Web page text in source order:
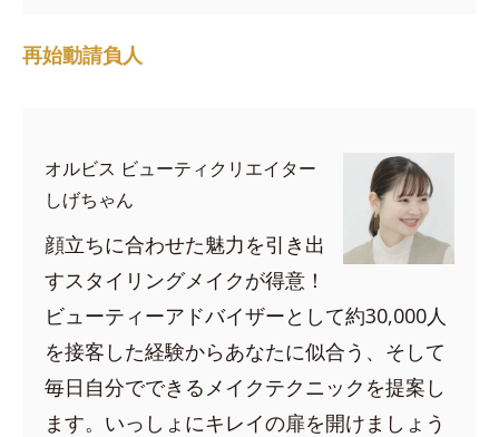
再始動請負人
オルビス ビューティクリエイター
しげちゃん
顔立ちに合わせた魅力を引き出
すスタイリングメイクが得意！
ビューティーアドバイザーとして約30,000人
を接客した経験からあなたに似合う、そして
毎日自分でできるメイクテクニックを提案し
ます。いっしょにキレイの扉を開けましょう